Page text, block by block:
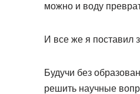
можно и воду
И все же я поставил
Будучи без
решить научные